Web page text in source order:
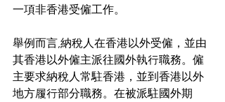
一項非香港受僱工作。
舉例而言,納稅人在香港以外受僱，並由
其香港以外僱主派往國外執行職務。僱
主要求納稅人常駐香港，並到香港以外
地方履行部分職務。在被派駐國外期